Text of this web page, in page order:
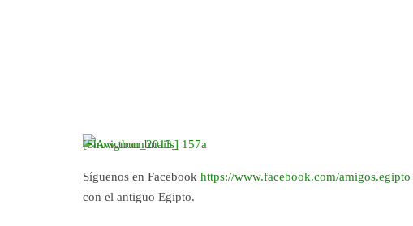
[Show thumbnails]
Síguenos en Facebook https://www.facebook.com/amigos.egipto
con el antiguo Egipto.